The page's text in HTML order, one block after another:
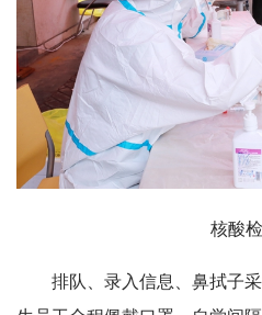
核酸
排队、录入信息、鼻拭子